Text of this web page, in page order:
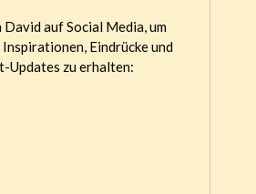
David auf Social Media, um
Eindrücke und
Updates zu erhalten: